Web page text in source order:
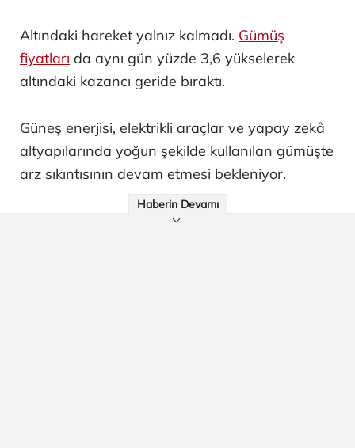
Altındaki hareket yalnız kalmadı. Gümüş
fiyatları da aynı gün yüzde 3,6 yükselerek
altındaki kazancı geride bıraktı.
Güneş enerjisi, elektrikli araçlar ve yapay zekâ
altyapılarında yoğun şekilde kullanılan gümüşte
arz sıkıntısının devam etmesi bekleniyor.
Haberin Devamı